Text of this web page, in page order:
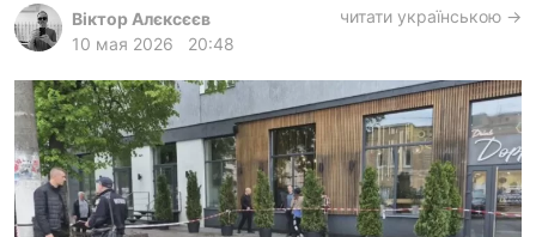
харьков
архив
gambling
Віктор Алєксєєв
10 мая 2026
20:48
читати українською →